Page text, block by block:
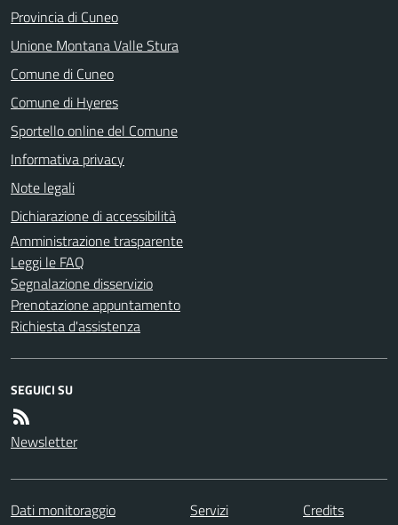
Provincia di Cuneo
Unione Montana Valle Stura
Comune di Cuneo
Comune di Hyeres
Sportello online del Comune
Informativa privacy
Note legali
Dichiarazione di accessibilità
Amministrazione trasparente
Leggi le FAQ
Segnalazione disservizio
Prenotazione appuntamento
Richiesta d'assistenza
SEGUICI SU
Newsletter
Dati monitoraggio Servizi
Credits